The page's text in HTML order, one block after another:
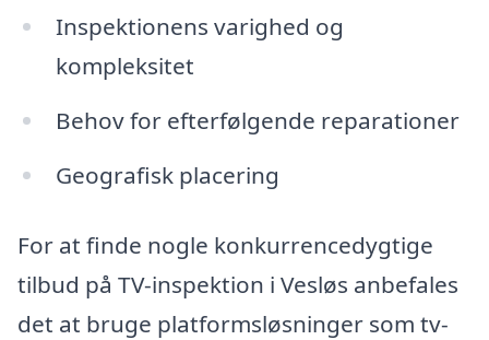
Inspektionens varighed og
kompleksitet
Behov for efterfølgende reparationer
Geografisk placering
For at finde nogle konkurrencedygtige
tilbud på TV-inspektion i Vesløs anbefales
det at bruge platformsløsninger som tv-